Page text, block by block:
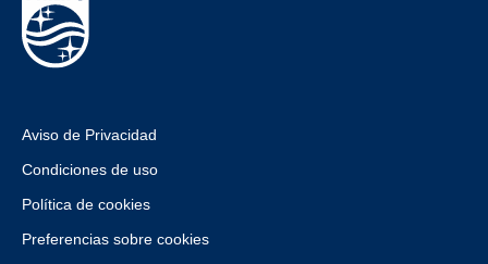
Aviso de Privacidad
Condiciones de uso
Política de cookies
Preferencias sobre cookies